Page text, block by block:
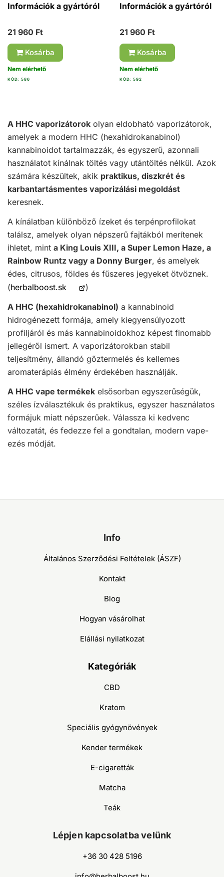
KÓD: 586
Információk a gyártóról
21 960 Ft
Kosárba
Nem elérhető
KÓD: 592
Információk a gyártóról
21 960 Ft
Kosárba
Nem elérhető
A HHC vaporizátorok olyan eldobható vaporizátorok,
amelyek a modern HHC (hexahidrokanabinol)
kannabinoidot tartalmazzák, és egyszerű, azonnali
használatot kínálnak töltés vagy utántöltés nélkül. Azok
számára készültek, akik praktikus, diszkrét és
karbantartásmentes vaporizálási megoldást
keresnek.
A kínálatban különböző ízeket és terpénprofilokat
találsz, amelyek olyan népszerű fajtákból merítenek
ihletet, mint a King Louis XIII, a Super Lemon Haze, a
Rainbow Runtz vagy a Donny Burger, és amelyek
édes, citrusos, földes és fűszeres jegyeket ötvöznek.
(herbalboost.sk
Új
nyílik
meg
)
A HHC (hexahidrokanabinol) a kannabinoid
hidrogénezett formája, amely kiegyensúlyozott
profiljáról és más kannabinoidokhoz képest finomabb
jellegéről ismert. A vaporizátorokban stabil
teljesítmény, állandó gőztermelés és kellemes
aromaterápiás élmény érdekében használják.
A HHC vape termékek elsősorban egyszerűségük,
széles ízválasztékuk és praktikus, egyszer használatos
formájuk miatt népszerűek. Válassza ki kedvenc
változatát, és fedezze fel a gondtalan, modern vape-
ezés módját.
Info
Általános Szerződési Feltételek (ÁSZF)
Kontakt
Blog
Hogyan vásárolhat
Elállási nyilatkozat
Kategóriák
CBD
Kratom
Speciális gyógynövények
Kender termékek
E-cigaretták
Matcha
Teák
Lépjen kapcsolatba velünk
+36 30 428 5196